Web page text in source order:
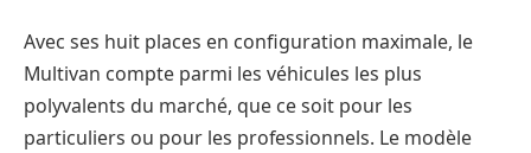
Avec ses huit places en configuration maximale, le
Multivan compte parmi les véhicules les plus
polyvalents du marché, que ce soit pour les
particuliers ou pour les professionnels. Le modèle